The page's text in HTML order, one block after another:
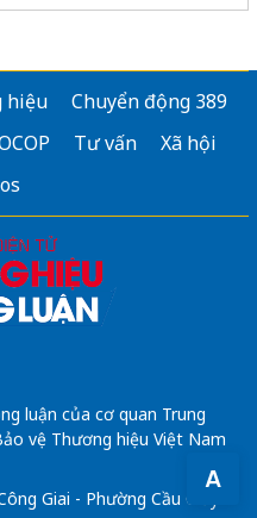
A
hiệu
Chuyển động 389
Tư vấn
Xã hội
luận của cơ quan Trung
vệ Thương hiệu Việt Nam
Giai - Phường Cầu Giấy -